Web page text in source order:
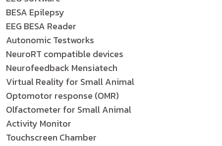
BESA Epilepsy
EEG BESA Reader
Autonomic Testworks
NeuroRT compatible devices
Neurofeedback Mensiatech
Virtual Reality for Small Animal
Optomotor response (OMR)
Olfactometer for Small Animal
Activity Monitor
Touchscreen Chamber